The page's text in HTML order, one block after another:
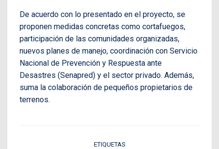
De acuerdo con lo presentado en el proyecto, se
proponen medidas concretas como cortafuegos,
participación de las comunidades organizadas,
nuevos planes de manejo, coordinación con Servicio
Nacional de Prevención y Respuesta ante
Desastres (Senapred) y el sector privado. Además,
suma la colaboración de pequeños propietarios de
terrenos.
ETIQUETAS